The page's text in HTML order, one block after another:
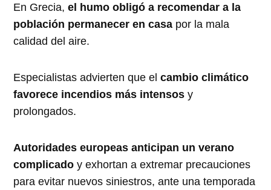
En Grecia,el humo obligó a recomendar a la
población permanecer en casa por la mala
calidad del aire.
Especialistas advierten que elcambio climático
favorece incendios más intensos y
prolongados.
Autoridades europeas anticipan un verano
complicado y exhortan a extremar precauciones
para evitar nuevos siniestros, ante una temporada